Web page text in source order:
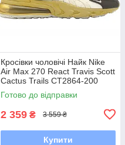
Кросівки чоловічі Найк Nike
Air Max 270 React Travis Scott
Cactus Trails CT2864-200
Готово до відправки
2 359 ₴ 3 559 ₴
Купити